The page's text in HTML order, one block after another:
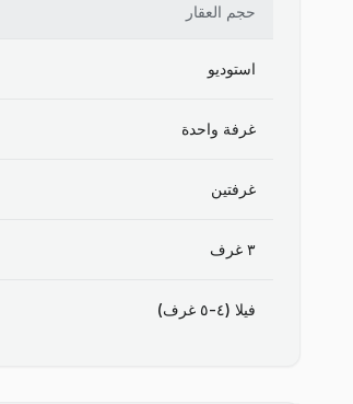
حجم العقار
استوديو
غرفة واحدة
غرفتين
٣ غرف
فيلا (٤-٥ غرف)